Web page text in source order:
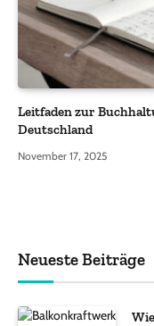
Leitfaden zur
Deutschland
November 17, 2025
Neueste Beiträge